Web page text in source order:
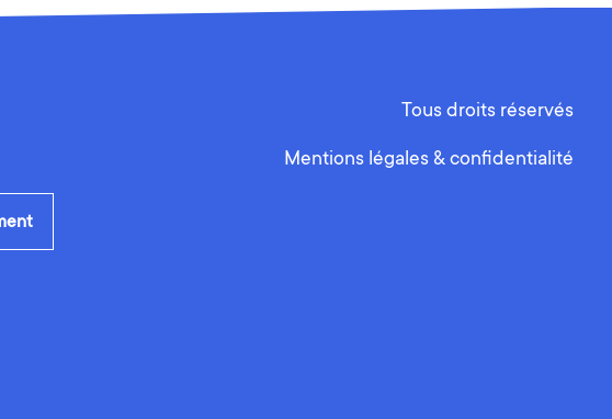
Tous droits réservés
Mentions légales & confidentialité